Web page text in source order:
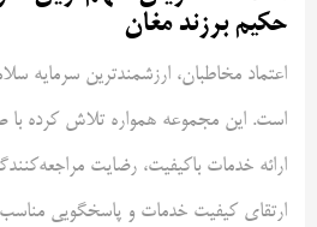
حکیم برزند مغان
اعتماد مخاطبان، ارزشمندترین سرمایه
است. این مجموعه همواره تلاش کرده با
ارائه خدمات باکیفیت، رضایت
ارتقای کیفیت خدمات و پاسخگویی مناسب